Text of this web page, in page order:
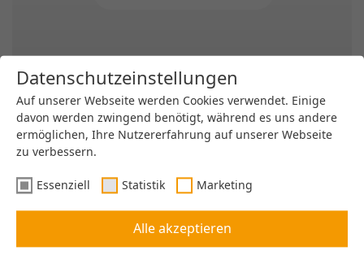
Live aus der Praxis | Digitale Checklisten im Shopfloor
mit…
Anwendungsbereiche
Datenschutzeinstellungen
Auf unserer Webseite werden Cookies verwendet. Einige
davon werden zwingend benötigt, während es uns andere
ermöglichen, Ihre Nutzererfahrung auf unserer Webseite
zu verbessern.
Essenziell Statistik Marketing
Alle akzeptieren